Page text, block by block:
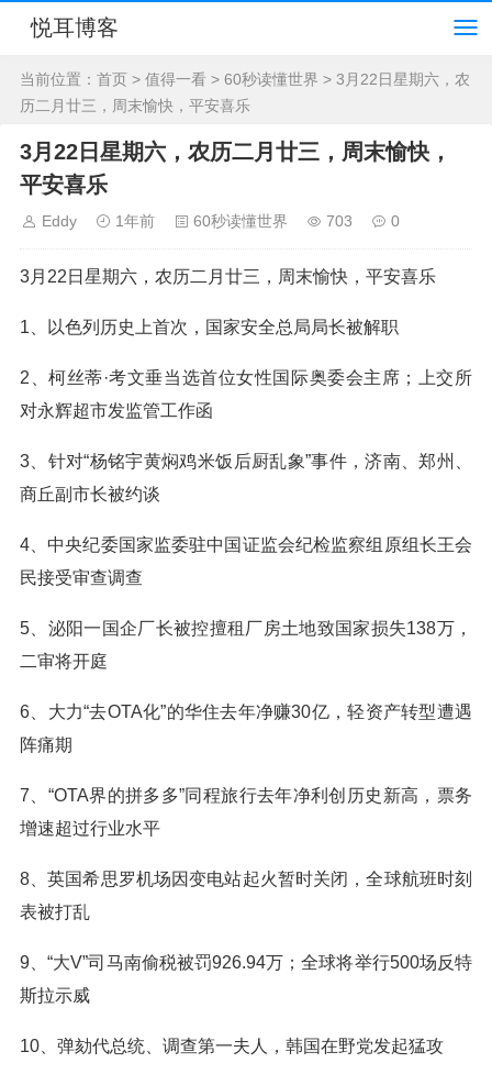
悦耳博客
当前位置： 首页 > 值得一看 > 60秒读懂世界 > 3月22日星期六，农
历二月廿三，周末愉快，平安喜乐
3月22日星期六，农历二月廿三，周末愉快，
平安喜乐
Eddy 1年前 60秒读懂世界 703 0
3月22日星期六，农历二月廿三，周末愉快，平安喜乐
1、以色列历史上首次，国家安全总局局长被解职
2、柯丝蒂·考文垂当选首位女性国际奥委会主席；上交所
对永辉超市发监管工作函
3、针对“杨铭宇黄焖鸡米饭后厨乱象”事件，济南、郑州、
商丘副市长被约谈
4、中央纪委国家监委驻中国证监会纪检监察组原组长王会
民接受审查调查
5、泌阳一国企厂长被控擅租厂房土地致国家损失138万，
二审将开庭
6、大力“去OTA化”的华住去年净赚30亿，轻资产转型遭遇
阵痛期
7、“OTA界的拼多多”同程旅行去年净利创历史新高，票务
增速超过行业水平
8、英国希思罗机场因变电站起火暂时关闭，全球航班时刻
表被打乱
9、“大V”司马南偷税被罚926.94万；全球将举行500场反特
斯拉示威
10、弹劾代总统、调查第一夫人，韩国在野党发起猛攻